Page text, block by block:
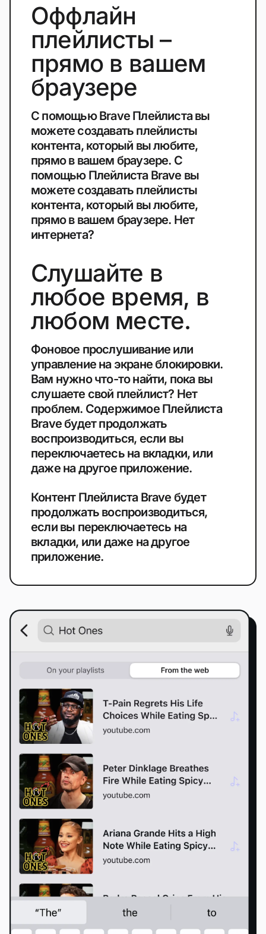
Оффлайн
плейлисты –
прямо в вашем
браузере
С помощью Brave Плейлиста вы
можете создавать плейлисты
контента, который вы любите,
прямо в вашем браузере. С
помощью Плейлиста Brave вы
можете создавать плейлисты
контента, который вы любите,
прямо в вашем браузере. Нет
интернета?
Слушайте в
любое время, в
любом месте.
Фоновое прослушивание или
управление на экране блокировки.
Вам нужно что-то найти, пока вы
слушаете свой плейлист? Нет
проблем. Содержимое Плейлиста
Brave будет продолжать
воспроизводиться, если вы
переключаетесь на вкладки, или
даже на другое приложение.
Контент Плейлиста Brave будет
продолжать воспроизводиться,
если вы переключаетесь на
вкладки, или даже на другое
приложение.